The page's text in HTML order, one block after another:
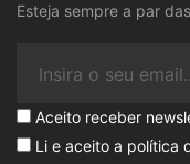
Esteja sempre a par
Aceito receber
Li e aceito a política